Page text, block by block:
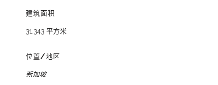
建筑面积
31,343 平方米
位置/地区
新加坡